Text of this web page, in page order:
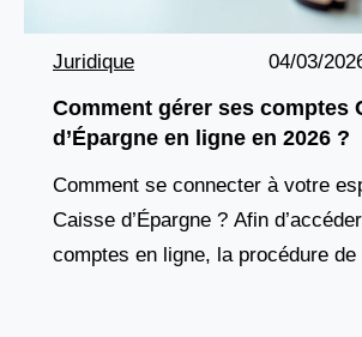
Juridique 04/03/
Comment gérer ses comptes
d’Épargne en ligne en 2026 ?
Comment se connecter à votre
Caisse d’Épargne ? Afin
comptes en ligne, la procédure de